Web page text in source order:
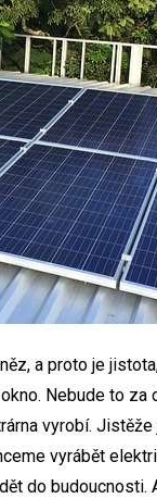
a proto je
Nebude to
vyrobí.
vyrábět
do